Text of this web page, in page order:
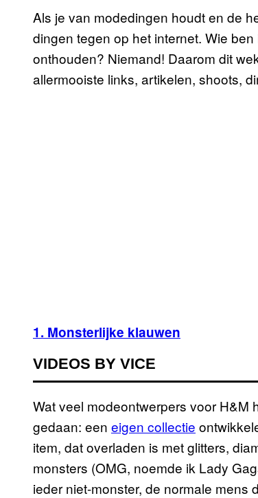
Als je van modedingen houdt en de
dingen tegen op het internet. Wie
onthouden? Niemand! Daarom dit
allermooiste links, artikelen, shoots,
1. Monsterlijke klauwen
VIDEOS BY VICE
Wat veel modeontwerpers voor H&M
gedaan: een eigen collectie
item, dat overladen is met glitters,
monsters (OMG, noemde ik Lady
ieder niet-monster, de normale mens